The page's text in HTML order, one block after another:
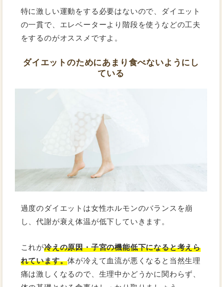
特に激しい運動をする必要はないので、ダイエット
の一貫で、エレベーターより階段を使うなどの工夫
をするのがオススメですよ。
ダイエットのためにあまり食べないようにし
ている
過度のダイエットは女性ホルモンのバランスを崩
し、代謝が衰え体温が低下していきます。
これが冷えの原因・子宮の機能低下になると考えら
れています。体が冷えて血流が悪くなると当然生理
痛は激しくなるので、生理中かどうかに関わらず、